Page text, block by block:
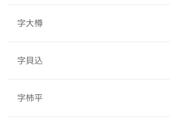
字大樽
字貝込
字柿平